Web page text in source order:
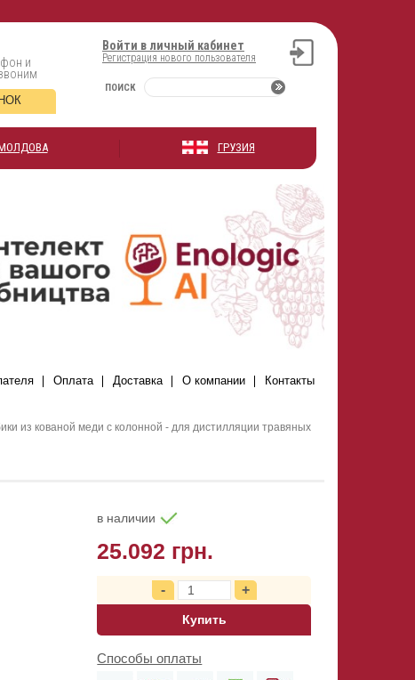
Войти в личный кабинет
Регистрация нового пользователя
ПОИСК
и
ГРУЗИЯ
Оплата Доставка О компании Контакты
из кованой меди с колонной - для дистилляции травяных
в наличии
25.092 грн.
Купить
Способы оплаты